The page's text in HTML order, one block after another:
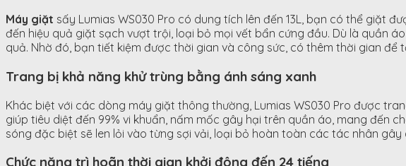
Máy giặt sấy Lumias WS030 Pro có dung tích lên đến 13L, bạn có thể giặt
đến hiệu quả giặt sạch vượt trội, loại bỏ mọi vết bẩn cứng đầu. Dù là quần
quả. Nhờ đó, bạn tiết kiệm được thời gian và công sức, có thêm thời gian để
Trang bị khả năng khử trùng bằng ánh sáng xanh
Khác biệt với các dòng máy giặt thông thường, Lumias WS030 Pro được
giúp tiêu diệt đến 99% vi khuẩn, nấm mốc gây hại trên quần áo, mang đến
sóng đặc biệt sẽ len lỏi vào từng sợi vải, loại bỏ hoàn toàn các tác nhân
Chức năng trì hoãn thời gian khởi động đến 24 tiếng